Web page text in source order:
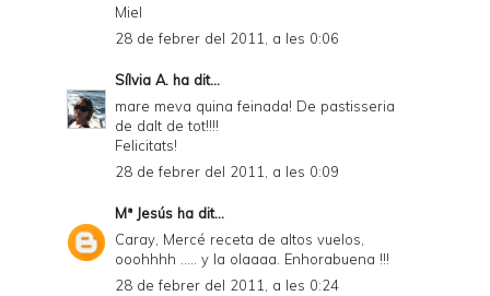
Miel
28 de febrer del 2011, a les 0:06
Sílvia A. ha dit...
mare meva quina feinada! De pastisseria
de dalt de tot!!!!
Felicitats!
28 de febrer del 2011, a les 0:09
Mª Jesús ha dit...
Caray, Mercé receta de altos vuelos,
ooohhhh ..... y la olaaaa. Enhorabuena !!!
28 de febrer del 2011, a les 0:24